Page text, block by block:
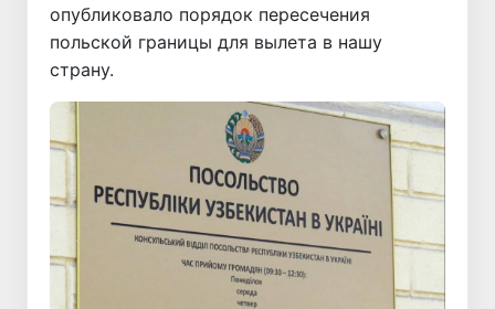
опубликовало порядок пересечения
польской границы для вылета в нашу
страну.